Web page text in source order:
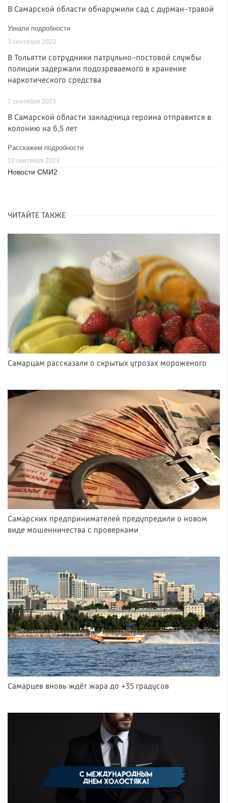
В Самарской области обнаружили сад с дурман-травой
Узнали подробности
3 сентября 2023
В Тольятти сотрудники патрульно-постовой службы
полиции задержали подозреваемого в хранение
наркотического средства
7 сентября 2023
В Самарской области закладчица героина отправится в
колонию на 6,5 лет
Расскажем подробности
12 сентября 2023
Новости СМИ2
ЧИТАЙТЕ ТАКЖЕ
Самарцам рассказали о скрытых угрозах мороженого
Самарских предпринимателей предупредили о новом
виде мошенничества с проверками
Самарцев вновь ждёт жара до +35 градусов